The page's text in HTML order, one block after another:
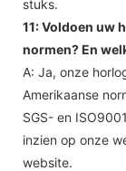
stuks.
11: Voldoen uw
normen? En
A: Ja, onze
Amerikaanse
SGS- en
inzien op onze
website.